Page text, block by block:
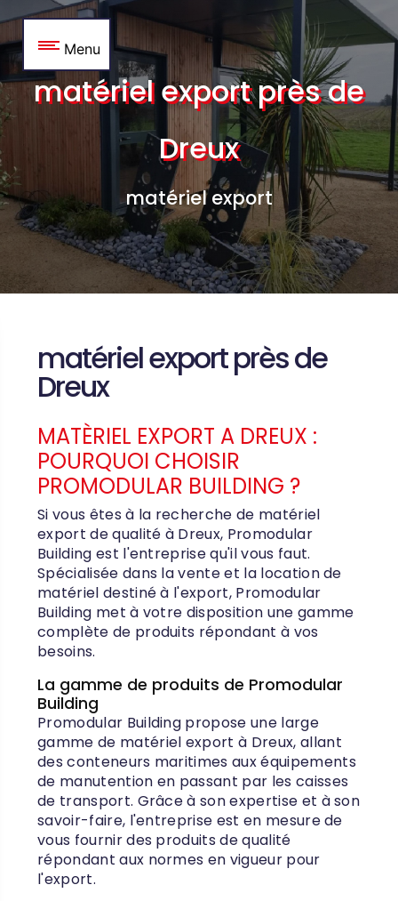
Menu
matériel export près de
Dreux
matériel export
matériel export près de
Dreux
MATÈRIEL EXPORT A DREUX :
POURQUOI CHOISIR
PROMODULAR BUILDING ?
Si vous êtes à la recherche de matériel
export de qualité à Dreux, Promodular
Building est l'entreprise qu'il vous faut.
Spécialisée dans la vente et la location de
matériel destiné à l'export, Promodular
Building met à votre disposition une gamme
complète de produits répondant à vos
besoins.
La gamme de produits de Promodular
Building
Promodular Building propose une large
gamme de matériel export à Dreux, allant
des conteneurs maritimes aux équipements
de manutention en passant par les caisses
de transport. Grâce à son expertise et à son
savoir-faire, l'entreprise est en mesure de
vous fournir des produits de qualité
répondant aux normes en vigueur pour
l'export.
Panneau de gestion des cookies